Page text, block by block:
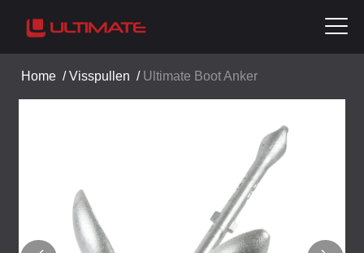
Home /Visspullen / Ultimate Boot Anker